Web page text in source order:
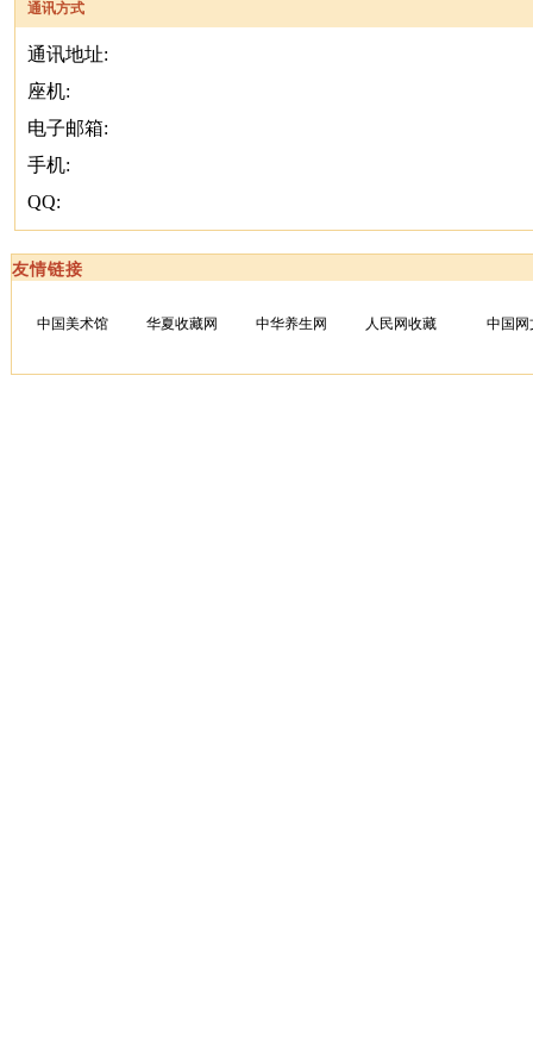
通讯方式
通讯地址:
座机:
电子邮箱:
手机:
QQ:
友情链接
中国美术馆 华夏收藏网 中华养生网 人民网收藏 中国网